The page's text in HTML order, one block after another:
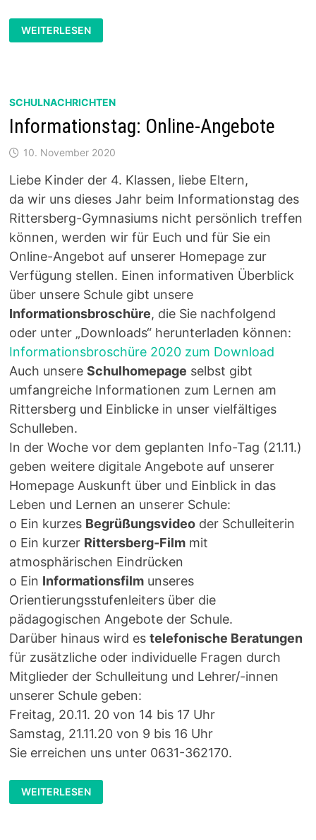
INFORMATIONSTAG:
ONLINE-
ANGEBOTE
WEITERLESEN
SCHULNACHRICHTEN
Informationstag: Online-Angebote
10. November 2020
Liebe Kinder der 4. Klassen, liebe Eltern,
da wir uns dieses Jahr beim Informationstag des
Rittersberg-Gymnasiums nicht persönlich treffen
können, werden wir für Euch und für Sie ein
Online-Angebot auf unserer Homepage zur
Verfügung stellen. Einen informativen Überblick
über unsere Schule gibt unsere
Informationsbroschüre, die Sie nachfolgend
oder unter „Downloads“ herunterladen können:
Informationsbroschüre 2020 zum Download
Auch unsereSchulhomepage selbst gibt
umfangreiche Informationen zum Lernen am
Rittersberg und Einblicke in unser vielfältiges
Schulleben.
In der Woche vor dem geplanten Info-Tag (21.11.)
geben weitere digitale Angebote auf unserer
Homepage Auskunft über und Einblick in das
Leben und Lernen an unserer Schule:
o Ein kurzes Begrüßungsvideo der Schulleiterin
o Ein kurzer Rittersberg-Film mit
atmosphärischen Eindrücken
o Ein Informationsfilm unseres
Orientierungsstufenleiters über die
pädagogischen Angebote der Schule.
Darüber hinaus wird estelefonische Beratungen
für zusätzliche oder individuelle Fragen durch
Mitglieder der Schulleitung und Lehrer/-innen
unserer Schule geben:
Freitag, 20.11. 20 von 14 bis 17 Uhr
Samstag, 21.11.20 von 9 bis 16 Uhr
Sie erreichen uns unter 0631-362170.
INFORMATIONSTAG:
ONLINE-
ANGEBOTE
WEITERLESEN